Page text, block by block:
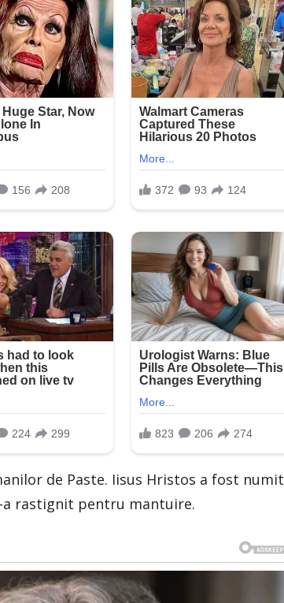
de Paste. Iisus Hristos a fost numit
a rastignit pentru mantuire.